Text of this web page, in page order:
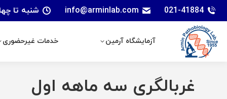
021-41884
info@arminlab.com شنبه تا چهارشنبه: 7 الی 18 |
آزمایشگاه آرمین خدمات غیرحضوری
غربالگری سه ماهه اول
آزمایشگاه آرمین خدمات غیرحضوری